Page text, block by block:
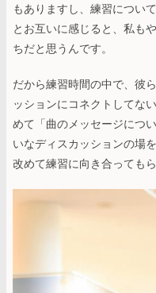
もありますし、練習につい
とお互いに感じると、私も
ちだと思うんです。
だから練習時間の中で、彼
ッションにコネクトしてな
めて「曲のメッセージにつ
いなディスカッションの場
改めて練習に向き合っても